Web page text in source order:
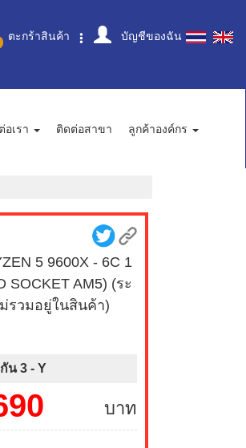
ตะกร้าสินค้า บัญชีของฉัน
อเรา ติดต่อสาขา
ลูกค้าองค์กร
5 9600X - 6C 1
SOCKET AM5) (ระ
รวมอยู่ในสินค้า)
น 3 - Y
บาท